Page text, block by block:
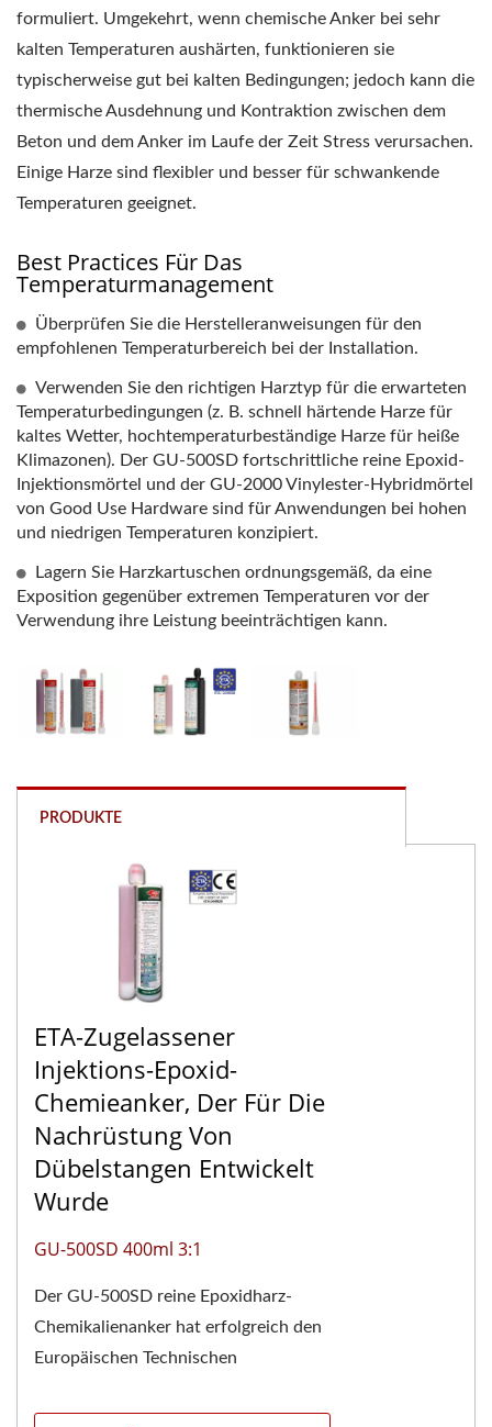
formuliert. Umgekehrt, wenn chemische Anker bei sehr
kalten Temperaturen aushärten, funktionieren sie
typischerweise gut bei kalten Bedingungen; jedoch kann die
thermische Ausdehnung und Kontraktion zwischen dem
Beton und dem Anker im Laufe der Zeit Stress verursachen.
Einige Harze sind flexibler und besser für schwankende
Temperaturen geeignet.
Best Practices Für Das
Temperaturmanagement
Überprüfen Sie die Herstelleranweisungen für den
empfohlenen Temperaturbereich bei der Installation.
Verwenden Sie den richtigen Harztyp für die erwarteten
Temperaturbedingungen (z. B. schnell härtende Harze für
kaltes Wetter, hochtemperaturbeständige Harze für heiße
Klimazonen). Der GU-500SD fortschrittliche reine Epoxid-
Injektionsmörtel und der GU-2000 Vinylester-Hybridmörtel
von Good Use Hardware sind für Anwendungen bei hohen
und niedrigen Temperaturen konzipiert.
Lagern Sie Harzkartuschen ordnungsgemäß, da eine
Exposition gegenüber extremen Temperaturen vor der
Verwendung ihre Leistung beeinträchtigen kann.
PRODUKTE
ETA-Zugelassener
Injektions-Epoxid-
Chemieanker, Der Für Die
Nachrüstung Von
Dübelstangen Entwickelt
Wurde
GU-500SD 400ml 3:1
Der GU-500SD reine Epoxidharz-
Chemikalienanker hat erfolgreich den
Europäischen Technischen
erhalten und ist CE-gekennzeichnet,...